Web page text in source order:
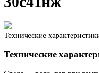
Технические
Технические